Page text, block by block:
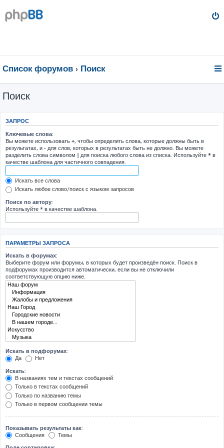
Список форумов Поиск
Поиск
ЗАПРОС
Ключевые слова:
Вы можете использовать +, чтобы определить слова, которые должны быть в
результатах, и - для слов, которых в результатах быть не должно. Вы можете
разделить слова символом | для поиска любого слова из списка. Используйте * в
качестве шаблона для частичного совпадения.
Искать все слова
Искать любое слово/поиск с языком запросов
Поиск по автору:
Используйте * в качестве шаблона.
ПАРАМЕТРЫ ЗАПРОСА
Искать в форумах:
Выберите форум или форумы, в которых будет произведён поиск. Поиск в
подфорумах производится автоматически, если вы не отключили
соответствующую опцию ниже.
Искать в подфорумах:
Да
Нет
Искать:
В названиях тем и текстах сообщений
Только в текстах сообщений
Только по названию темы
Только в первом сообщении темы
Показывать результаты как:
Сообщения
Темы